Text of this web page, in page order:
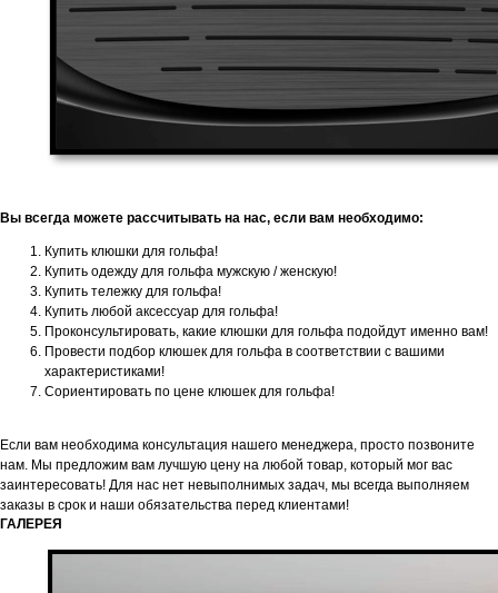
Вы всегда можете рассчитывать на нас, если вам необходимо:
Купить клюшки для гольфа!
Купить одежду для гольфа мужскую / женскую!
Купить тележку для гольфа!
Купить любой аксессуар для гольфа!
Проконсультировать, какие клюшки для гольфа подойдут именно вам!
Провести подбор клюшек для гольфа в соответствии с вашими
характеристиками!
Сориентировать по цене клюшек для гольфа!
Если вам необходима консультация нашего менеджера, просто позвоните
нам. Мы предложим вам лучшую цену на любой товар, который мог вас
заинтересовать! Для нас нет невыполнимых задач, мы всегда выполняем
заказы в срок и наши обязательства перед клиентами!
ГАЛЕРЕЯ